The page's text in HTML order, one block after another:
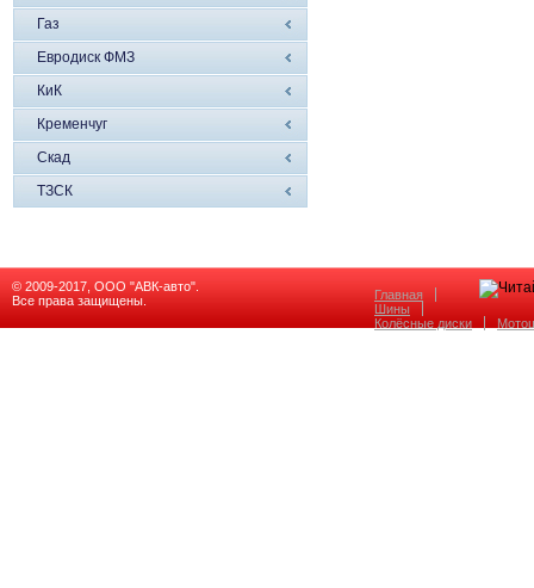
Газ
Евродиск ФМЗ
КиК
Кременчуг
Скад
ТЗСК
© 2009-2017, ООО "АВК-авто".
Все права защищены.
Главная
Шины
Колёсные диски